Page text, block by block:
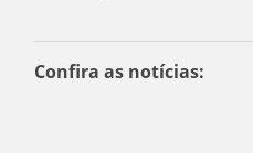
Confira as notícias: